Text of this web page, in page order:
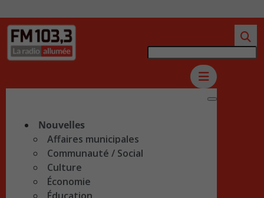
Nouvelles
Affaires municipales
Communauté / Social
Culture
Économie